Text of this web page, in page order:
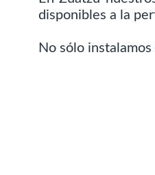
disponibles a la
No sólo